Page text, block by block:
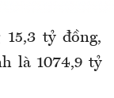
tỷ đồng,
là 1074,9 tỷ